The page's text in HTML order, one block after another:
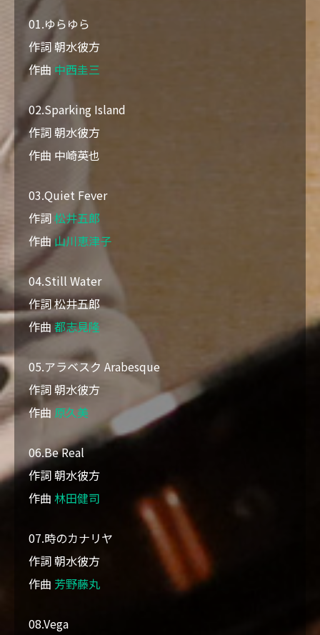
01.ゆらゆら
作詞 朝水彼方
作曲 中西圭三
02.Sparking Island
作詞 朝水彼方
作曲 中崎英也
03.Quiet Fever
作詞松井五郎
作曲山川恵津子
04.Still Water
作詞 松井五郎
作曲 都志見隆
05.アラベスク Arabesque
作詞 朝水彼方
作曲 原久美
06.Be Real
作詞 朝水彼方
作曲 林田健司
07.時のカナリヤ
作詞 朝水彼方
作曲 芳野藤丸
08.Vega